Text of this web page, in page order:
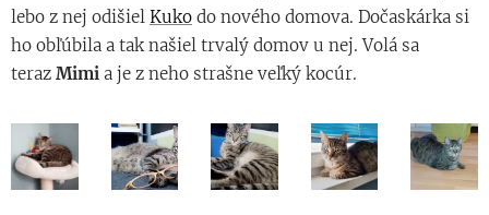
lebo z nej odišiel Kuko do nového domova. Dočaskárka si
ho obľúbila a tak našiel trvalý domov u nej. Volá sa
teraz Mimi a je z neho strašne veľký kocúr.